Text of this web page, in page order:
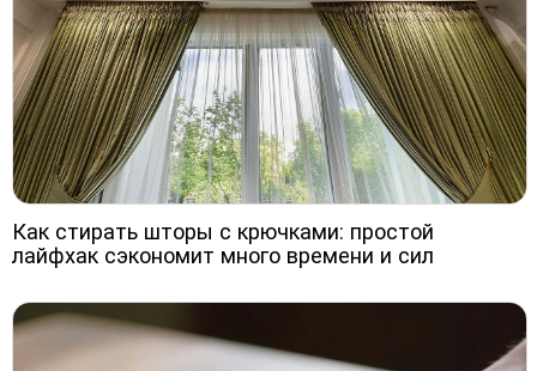
Как стирать шторы с крючками: простой
лайфхак сэкономит много времени и сил